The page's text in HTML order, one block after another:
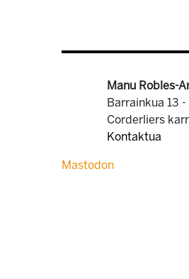
Manu Robles-
Barrainkua 13
Corderliers
Kontaktua
Mastodon